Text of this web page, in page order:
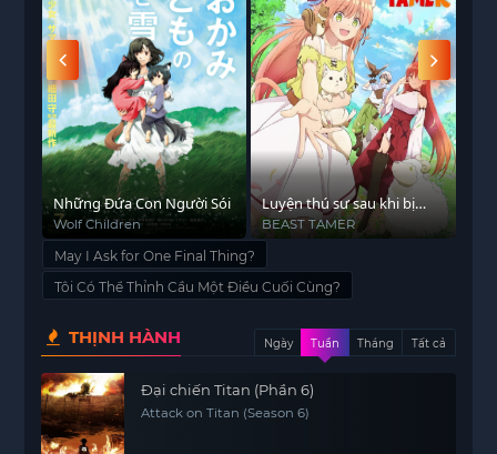
Những Đứa Con Người Sói
Wolf Children
Luyện thú sư sau khi bị
đuổi khỏi tổ đội của dũng
sĩ, gặp được thiếu nữ tai
mèo của chủng tộc mạnh
nhất
BEAST TAMER
May I Ask for One Final Thing?
Tôi Có Thể Thỉnh Cầu Một Điều Cuối Cùng?
THỊNH HÀNH Ngày Tuần Tháng Tất cả
Đại chiến Titan (Phần 6)
Attack on Titan (Season 6)